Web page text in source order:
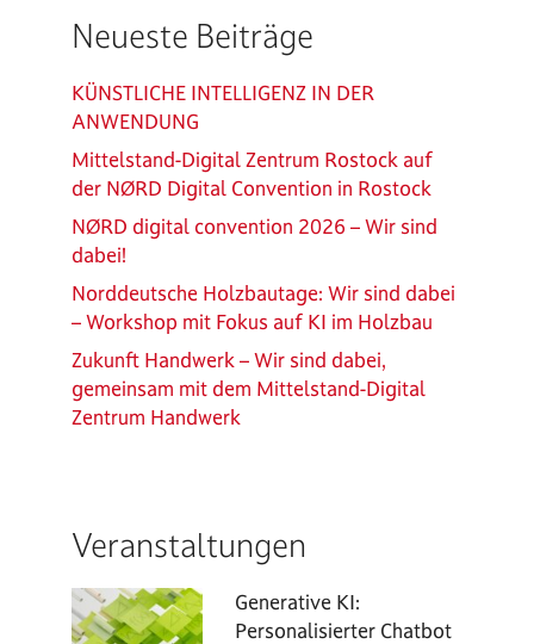
Neueste Beiträge
KÜNSTLICHE INTELLIGENZ IN DER
ANWENDUNG
Mittelstand-Digital Zentrum Rostock auf
der NØRD Digital Convention in Rostock
NØRD digital convention 2026 – Wir sind
dabei!
Norddeutsche Holzbautage: Wir sind dabei
– Workshop mit Fokus auf KI im Holzbau
Zukunft Handwerk – Wir sind dabei,
gemeinsam mit dem Mittelstand-Digital
Zentrum Handwerk
Veranstaltungen
Generative KI:
Personalisierter Chatbot